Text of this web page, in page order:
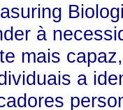
à
mais
a